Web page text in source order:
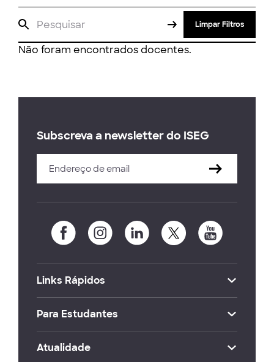
Limpar Filtros
Não foram encontrados docentes.
Subscreva a newsletter do ISEG
Links Rápidos
Para Estudantes
Atualidade